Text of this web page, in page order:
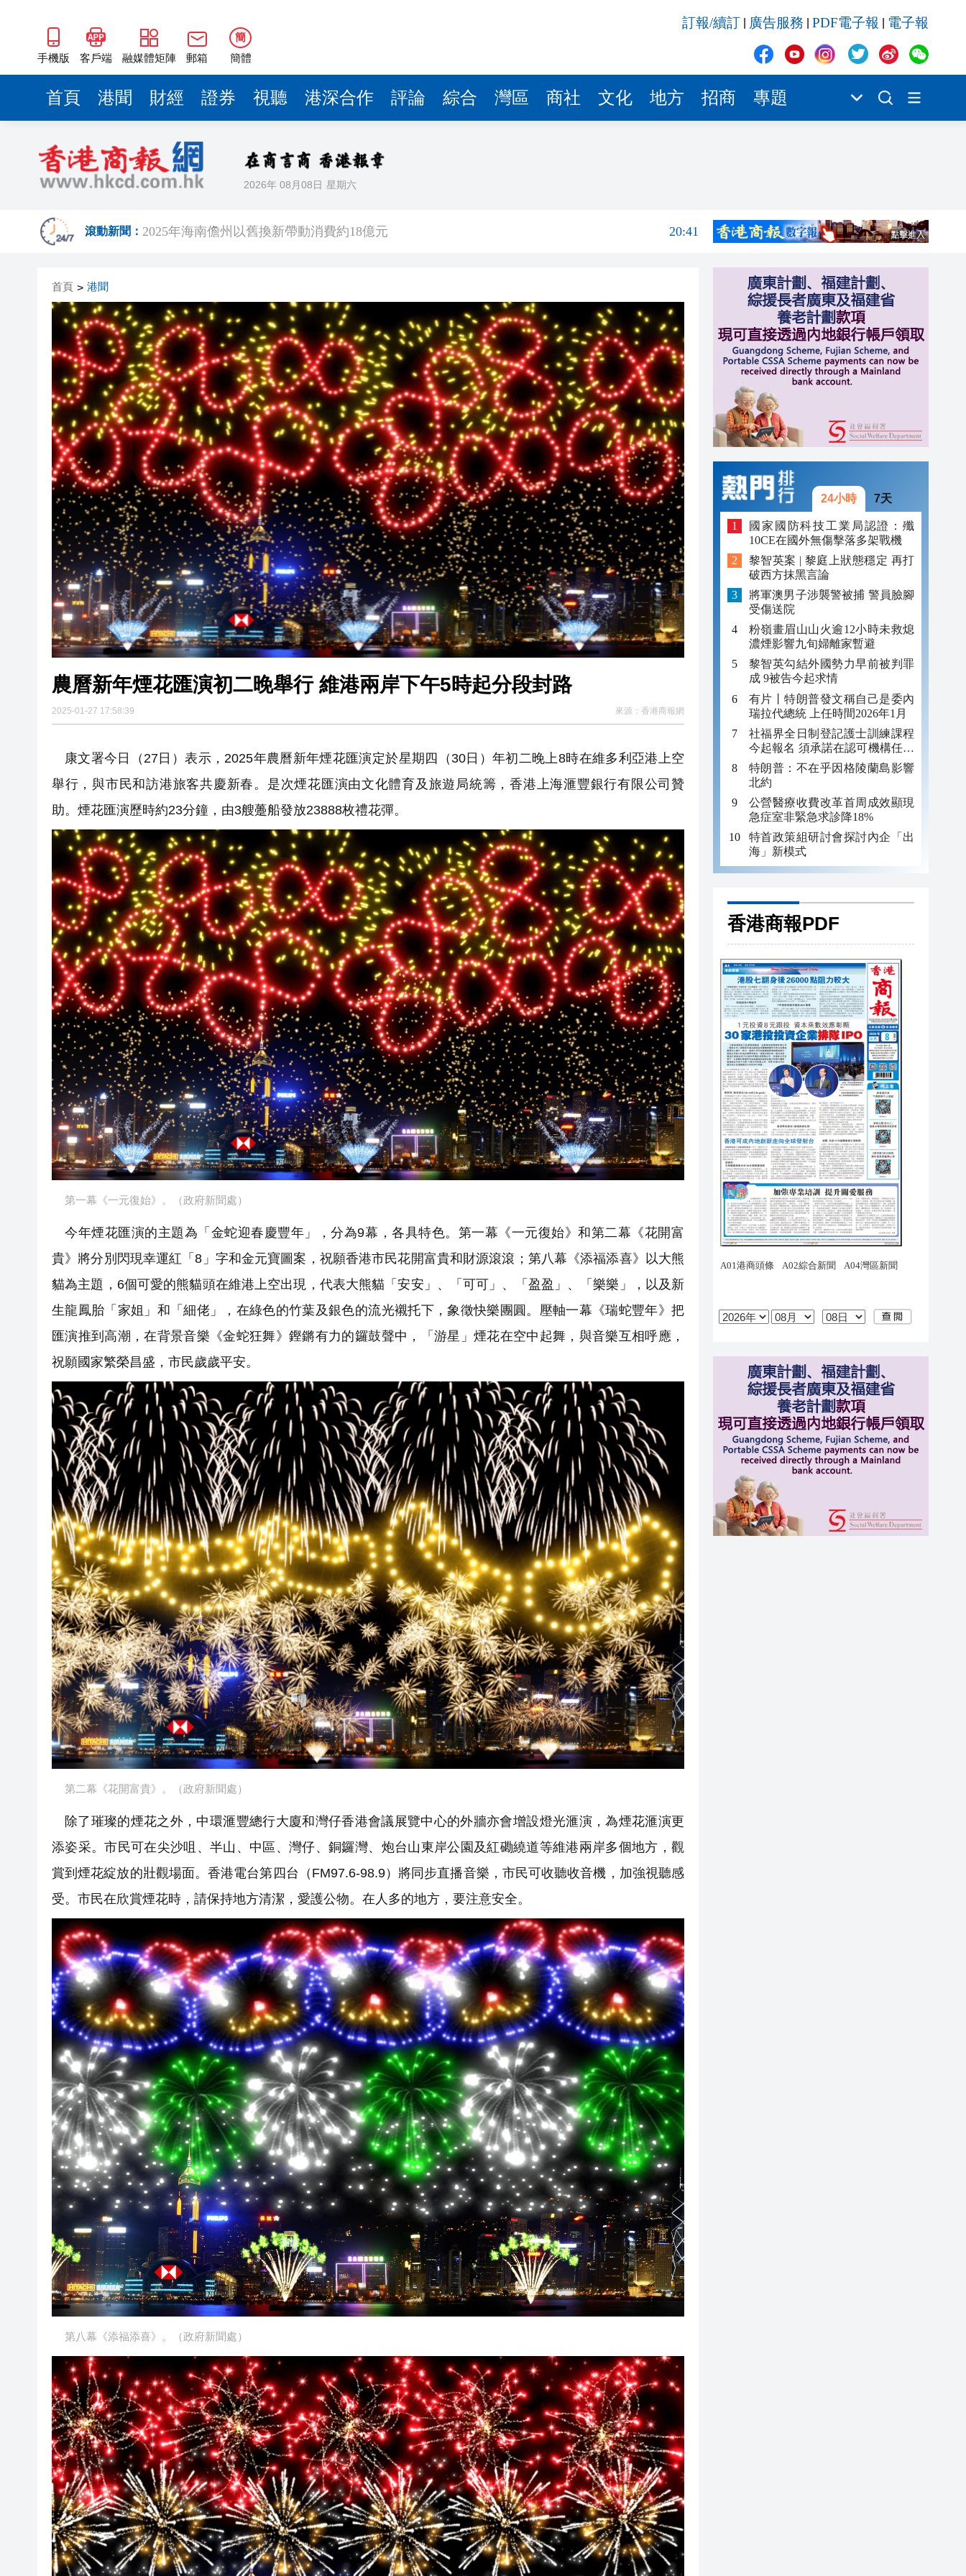
手機版 客戶端 融媒體矩陣 郵箱
簡
簡體
訂報/續訂 廣告服務 PDF電子報 電子報
首頁 港聞 財經 證券 視聽 港深合作 評論 綜合 灣區 商社 文化 地方 招商 專題
2026年 08月08日 星期六
滾動新聞：
瀋陽鐵西校園閱讀活動解鎖閱讀新玩法
20:39
閩粵贛三地漢樂藝術家齊聚深圳，共奏客家文化傳承新篇章
有片丨外交部回應特朗普委內瑞拉石油言論 拉美國家有權自主選擇合作夥伴
20:31
海南澄邁文儒煥新升級 五組數據見證文儒沉香從傳統邁向現代
梁振英率港區全國政協委員考察團來瓊考察
山東26戶省屬國企去年合計營收2.58萬億 利潤總額近936億
20:40
有片丨外交部回應特朗普委內瑞拉石油言論 拉美國家有權自主選擇合作夥伴
20:31
50餘位頂尖專家共話時代命題
20:55
海南澄邁文儒煥新升級 五組數據見證文儒沉香從傳統邁向現代
20:42
梁振英率港區全國政協委員考察團來瓊考察
20:42
2025年海南儋州以舊換新帶動消費約18億元
20:41
山東26戶省屬國企去年合計營收2.58萬億 利潤總額近936億
20:40
瀋陽鐵西校園閱讀活動解鎖閱讀新玩法
20:39
閩粵贛三地漢樂藝術家齊聚深圳，共奏客家文化傳承新篇章
20:34
有片丨外交部回應特朗普委內瑞拉石油言論 拉美國家有權自主選擇合作夥伴
20:31
首頁 > 港聞
農曆新年煙花匯演初二晚舉行 維港兩岸下午5時起分段封路
2025-01-27 17:58:39 來源： 香港商報網
康文署今日（27日）表示，2025年農曆新年煙花匯演定於星期四（30日）年初二晚上8時在維多利亞港上空
舉行，與市民和訪港旅客共慶新春。是次煙花匯演由文化體育及旅遊局統籌，香港上海滙豐銀行有限公司贊
助。煙花匯演歷時約23分鐘，由3艘躉船發放23888枚禮花彈。
第一幕《一元復始》。（政府新聞處）
今年煙花匯演的主題為「金蛇迎春慶豐年」，分為9幕，各具特色。第一幕《一元復始》和第二幕《花開富
貴》將分別閃現幸運紅「8」字和金元寶圖案，祝願香港市民花開富貴和財源滾滾；第八幕《添福添喜》以大熊
貓為主題，6個可愛的熊貓頭在維港上空出現，代表大熊貓「安安」、「可可」、「盈盈」、「樂樂」，以及新
生龍鳳胎「家姐」和「細佬」，在綠色的竹葉及銀色的流光襯托下，象徵快樂團圓。壓軸一幕《瑞蛇豐年》把
匯演推到高潮，在背景音樂《金蛇狂舞》鏗鏘有力的鑼鼓聲中，「游星」煙花在空中起舞，與音樂互相呼應，
祝願國家繁榮昌盛，市民歲歲平安。
第二幕《花開富貴》。（政府新聞處）
除了璀璨的煙花之外，中環滙豐總行大廈和灣仔香港會議展覽中心的外牆亦會增設燈光滙演，為煙花滙演更
添姿采。市民可在尖沙咀、半山、中區、灣仔、銅鑼灣、炮台山東岸公園及紅磡繞道等維港兩岸多個地方，觀
賞到煙花綻放的壯觀場面。香港電台第四台（FM97.6-98.9）將同步直播音樂，市民可收聽收音機，加強視聽感
受。市民在欣賞煙花時，請保持地方清潔，愛護公物。在人多的地方，要注意安全。
第八幕《添福添喜》。（政府新聞處）
24小時 7天
國家國防科技工業局認證：殲
10CE在國外無傷擊落多架戰機
黎智英案 | 黎庭上狀態穩定 再打
破西方抹黑言論
將軍澳男子涉襲警被捕 警員臉腳
受傷送院
粉嶺畫眉山山火逾12小時未救熄
濃煙影響九旬婦離家暫避
黎智英勾結外國勢力早前被判罪
成 9被告今起求情
有片丨特朗普發文稱自己是委內
瑞拉代總統 上任時間2026年1月
社福界全日制登記護士訓練課程
今起報名 須承諾在認可機構任職
至少三年
特朗普：不在乎因格陵蘭島影響
北約
公營醫療收費改革首周成效顯現
急症室非緊急求診降18%
特首政策組研討會探討內企「出
海」新模式
香港商報PDF